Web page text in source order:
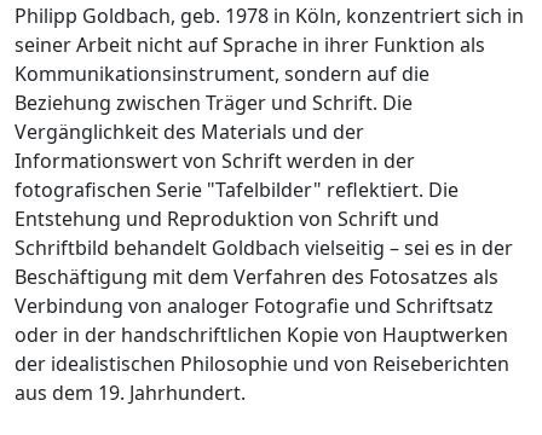
Philipp Goldbach, geb. 1978 in Köln, konzentriert sich in
seiner Arbeit nicht auf Sprache in ihrer Funktion als
Kommunikationsinstrument, sondern auf die
Beziehung zwischen Träger und Schrift. Die
Vergänglichkeit des Materials und der
Informationswert von Schrift werden in der
fotografischen Serie "Tafelbilder" reflektiert. Die
Entstehung und Reproduktion von Schrift und
Schriftbild behandelt Goldbach vielseitig – sei es in der
Beschäftigung mit dem Verfahren des Fotosatzes als
Verbindung von analoger Fotografie und Schriftsatz
oder in der handschriftlichen Kopie von Hauptwerken
der idealistischen Philosophie und von Reiseberichten
aus dem 19. Jahrhundert.